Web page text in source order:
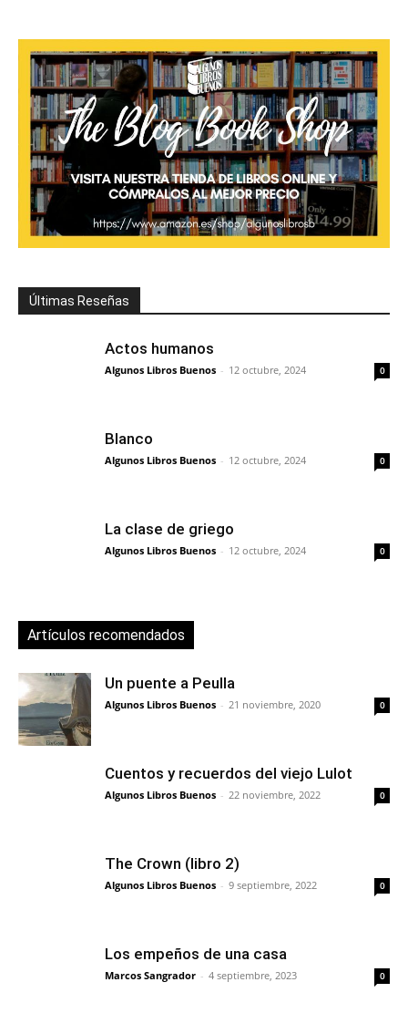
Últimas Reseñas
Actos humanos
Algunos Libros Buenos - 12 octubre, 2024 0
Blanco
Algunos Libros Buenos - 12 octubre, 2024 0
La clase de griego
Algunos Libros Buenos - 12 octubre, 2024 0
Artículos recomendados
Un puente a Peulla
Algunos Libros Buenos - 21 noviembre, 2020 0
Cuentos y recuerdos del viejo Lulot
Algunos Libros Buenos - 22 noviembre, 2022 0
The Crown (libro 2)
Algunos Libros Buenos - 9 septiembre, 2022 0
Los empeños de una casa
Marcos Sangrador - 4 septiembre, 2023 0